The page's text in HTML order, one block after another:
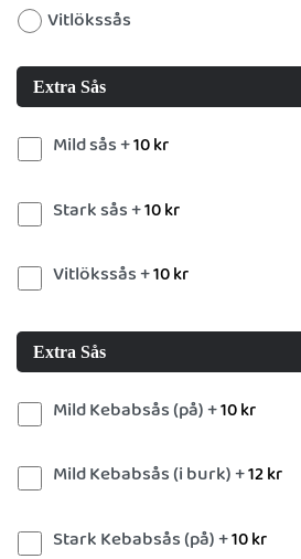
Vitlökssås
Extra Sås
Mild sås +10kr
Stark sås +10kr
Vitlökssås +10kr
Extra Sås
Mild Kebabsås (på) +10kr
Mild Kebabsås (i burk) +12kr
Stark Kebabsås (på) +10kr